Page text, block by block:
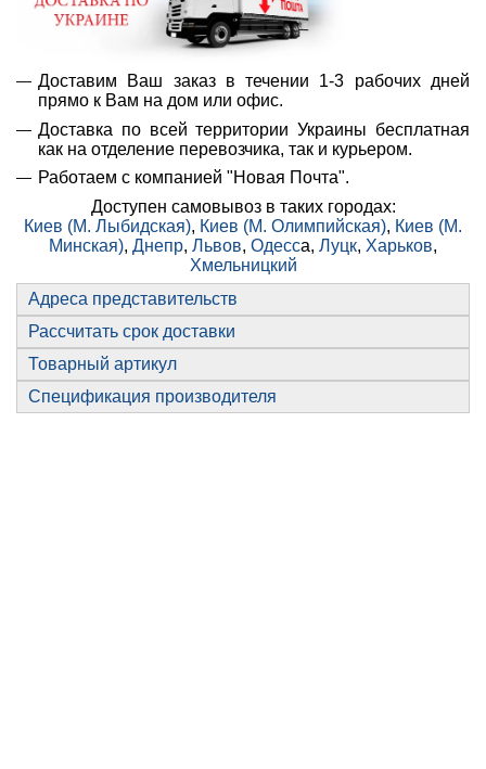
Доставим Ваш заказ в течении 1-3 рабочих дней
прямо к Вам на дом или офис.
Доставка по всей территории Украины бесплатная
как на отделение перевозчика, так и курьером.
Работаем с компанией "Новая Почта".
Доступен самовывоз в таких городах:
Киев (М. Лыбидская), Киев (М. Олимпийская), Киев (М.
Минская), Днепр, Львов, Одесса, Луцк, Харьков,
Хмельницкий
Адреса представительств
Рассчитать срок доставки
Товарный артикул
Спецификация производителя